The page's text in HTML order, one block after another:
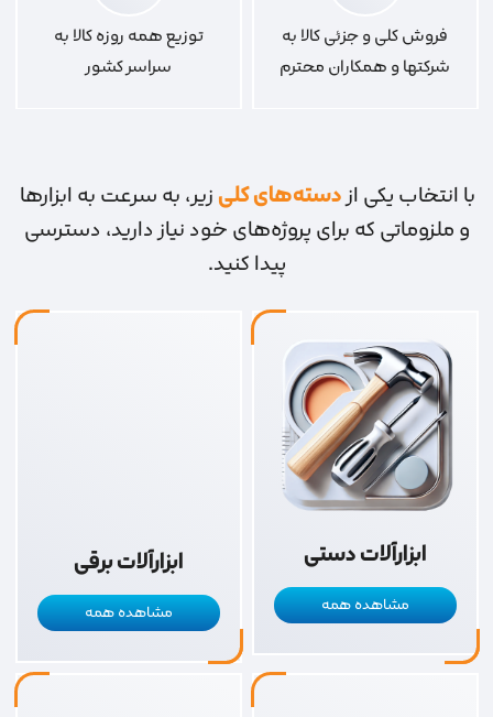
فروش کلی و جزئی کالا به
شرکتها و همکاران محترم
توزیع همه روزه کالا به
سراسر کشور
با انتخاب یکی ازدسته‌های کلیزیر، به سرعت به ابزارها
و ملزوماتی که برای پروژه‌های خود نیاز دارید، دسترسی
پیدا کنید.
ابزارآلات دستی
مشاهده همه
ابزارآلات برقی
مشاهده همه